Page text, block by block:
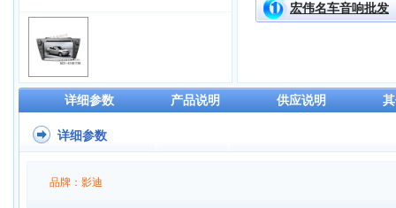
宏伟名车音响批发
详细参数 产品说明 供应说明
详细参数
品牌：影迪